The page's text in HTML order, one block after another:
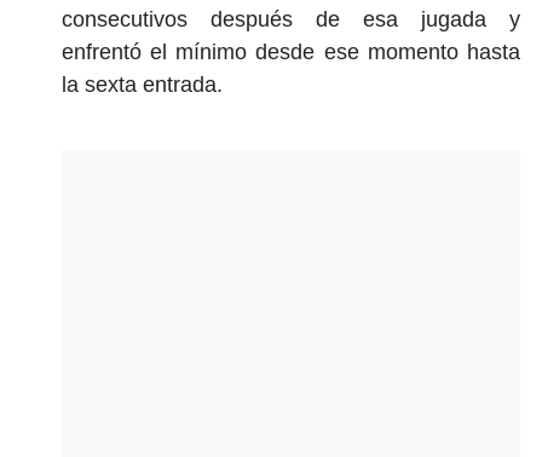
consecutivos después de esa jugada y
enfrentó el mínimo desde ese momento hasta
la sexta entrada.